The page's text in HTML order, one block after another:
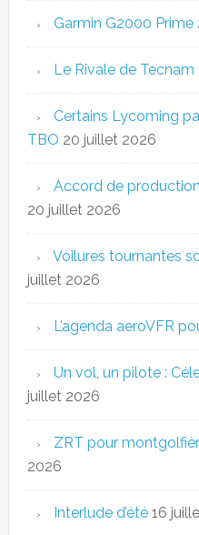
Garmin G2000 Prime
Le Rivale de Tecnam
Certains Lycoming
TBO 20 juillet 2026
Accord de
20 juillet 2026
Voilures tournantes
juillet 2026
L’agenda aeroVFR
Un vol, un pilote :
juillet 2026
ZRT pour
2026
Interlude d’été 16